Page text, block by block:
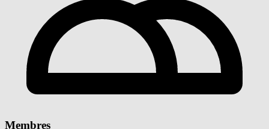
Membres